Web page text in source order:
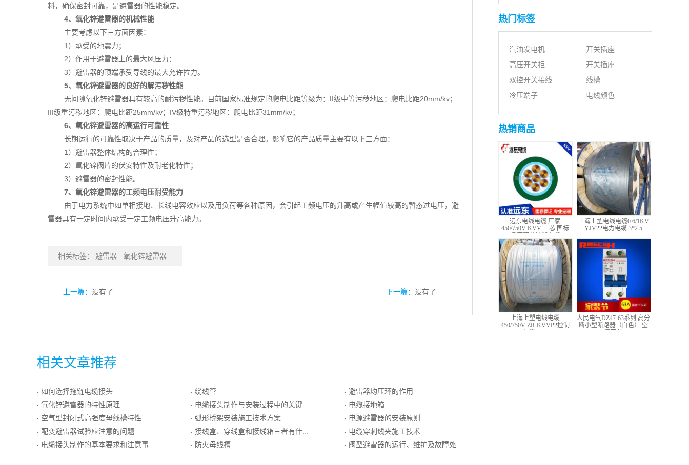
料，确保密封可靠，是避雷器的性能稳定。
4、氧化锌避雷器的机械性能
主要考虑以下三方面因素：
1）承受的地震力；
2）作用于避雷器上的最大风压力：
3）避雷器的顶端承受导线的最大允许拉力。
5、氧化锌避雷器的良好的解污秽性能
无间隙氧化锌避雷器具有较高的耐污秽性能。目前国家标准规定的爬电比距等级为：II级中等污秽地区：爬电比距20mm/kv；
III级重污秽地区：爬电比距25mm/kv；IV级特重污秽地区：爬电比距31mm/kv；
6、氧化锌避雷器的高运行可靠性
长期运行的可靠性取决于产品的质量，及对产品的选型是否合理。影响它的产品质量主要有以下三方面：
1）避雷器整体结构的合理性；
2）氧化锌阀片的伏安特性及耐老化特性；
3）避雷器的密封性能。
7、氧化锌避雷器的工频电压耐受能力
由于电力系统中如单相接地、长线电容效应以及用负荷等各种原因，会引起工频电压的升高或产生幅值较高的暂态过电压，避
雷器具有一定时间内承受一定工频电压升高能力。
相关标签： 避雷器 氧化锌避雷器
上一篇： 没有了 下一篇： 没有了
相关文章推荐
· 如何选择拖链电缆接头
· 氧化锌避雷器的特性原理
· 空气型封闭式高强度母线槽特性
· 配变避雷器试验应注意的问题
· 电缆接头制作的基本要求和注意事项
· 绕线管
· 电缆接头制作与安装过程中的关键点
· 弧形桥架安装施工技术方案
· 接线盒、穿线盒和接线箱三者有什么区别
· 防火母线槽
· 避雷器均压环的作用
· 电缆接地箱
· 电源避雷器的安装原则
· 电缆穿刺线夹施工技术
· 阀型避雷器的运行、维护及故障处理
热门标签
汽油发电机
高压开关柜
双控开关接线
冷压端子
开关插座
开关插座
线槽
电线颜色
热销商品
远东电线电缆 厂家
450/750V KVV 二芯 国标
上海上塑电线电缆0.6/1KV
YJV22电力电缆 3*2.5
上海上塑电线电缆
450/750V ZR-KVVP2控制
人民电气DZ47-63系列 高分
断小型断路器（白色） 空